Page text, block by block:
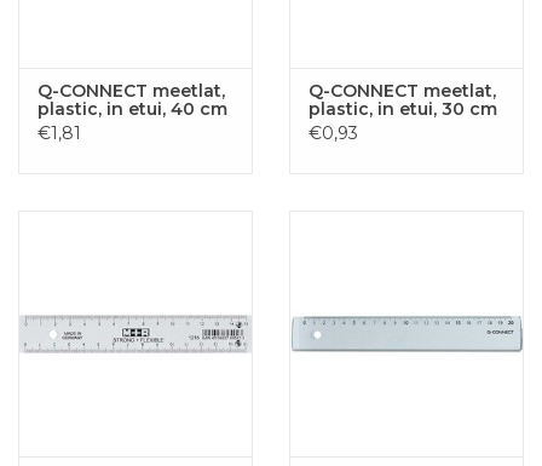
Q-CONNECT meetlat,
plastic, in etui, 40 cm
€1,81
Q-CONNECT meetlat,
plastic, in etui, 30 cm
€0,93